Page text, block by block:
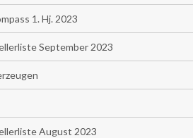
1. Hj. 2023
September 2023
August 2023